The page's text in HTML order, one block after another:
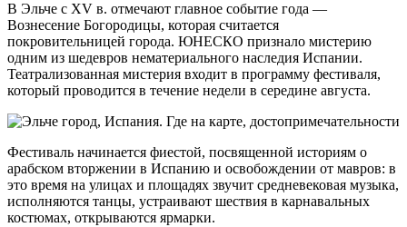
В Эльче с XV в. отмечают главное событие года —
Вознесение Богородицы, которая считается
покровительницей города. ЮНЕСКО признало мистерию
одним из шедевров нематериального наследия Испании.
Театрализованная мистерия входит в программу фестиваля,
который проводится в течение недели в середине августа.
Фестиваль начинается фиестой, посвященной историям о
арабском вторжении в Испанию и освобождении от мавров: в
это время на улицах и площадях звучит средневековая музыка,
исполняются танцы, устраивают шествия в карнавальных
костюмах, открываются ярмарки.